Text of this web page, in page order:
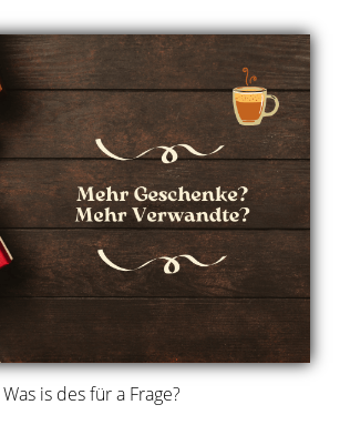
Was is des für a Frage?